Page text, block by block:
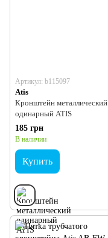
Артикул: b115097
Atis
Кронштейн металлический
одинарный ATIS
185 грн
В наличии
Купить